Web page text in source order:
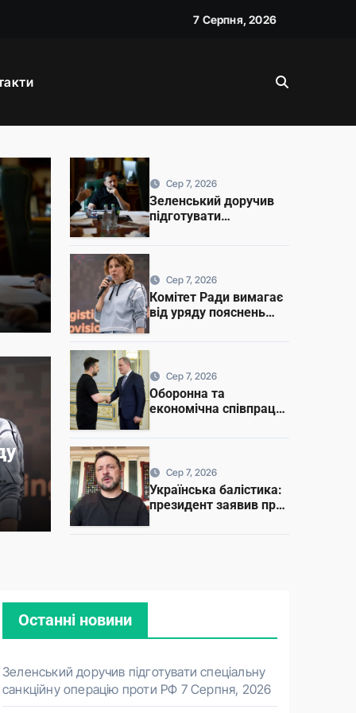
7 Серпня, 2026
підготувати
операцію проти
РФ
Сер 7, 2026
Зеленський доручив
підготувати
Сер 7, 2026
Комітет Ради вимагає
від уряду пояснень
Сер 7, 2026
Оборонна та
економічна співпраця:
Сер 7, 2026
Українська балістика:
президент заявив про
Останні новини
Зеленський доручив підготувати спеціальну
санкційну операцію проти РФ 7 Серпня, 2026